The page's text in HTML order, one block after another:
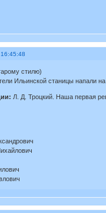
стилю)
Ильинской станицы напали
Л. Д. Троцкий. Наша первая